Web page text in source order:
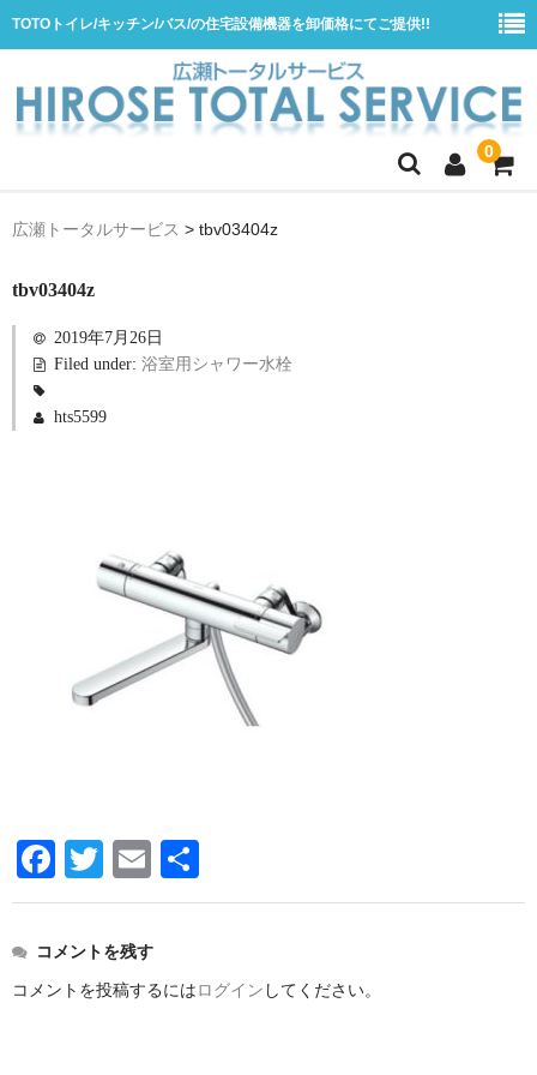
TOTOトイレ/キッチン/バス/の住宅設備機器を卸価格にてご提供!!
0
商品一覧
水栓
洗面所用水栓
洗濯機用水栓
単水栓
止水栓
暖房便座
ウォシュレット
広瀬トータルサービス > tbv03404z
tbv03404z
2019年7月26日
Filed under: 浴室用シャワー水栓
hts5599
F
a
c
e
b
T
wi
tt
er
E
m
ail
有
コメントを残す
コメントを投稿するには ログイン してください。